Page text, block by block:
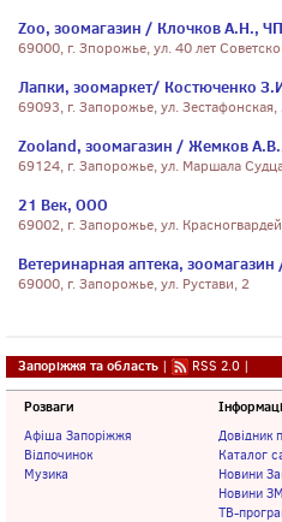
Zoo, зоомагазин / Клочков А.Н., ЧП
69000, г. Зпорожье, ул. 40 лет
Лапки, зоомаркет/ Костюченко
69093, г. Запорожье, ул. Зестафонская,
Zooland, зоомагазин / Жемков
69124, г. Запорожье, ул. Маршала
21 Век, ООО
69002, г. Запорожье, ул.
Ветеринарная аптека,
69000, г. Запорожье, ул. Рустави, 2
Запоріжжя та область | RSS 2.0 |
Розваги
Афіша Запоріжжя
Відпочинок
Музика
Довідник
Каталог
Новини
Новини
ТВ-